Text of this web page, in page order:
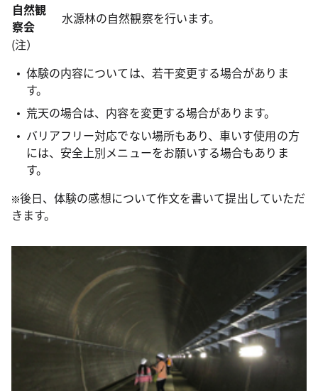
自然観
察会
水源林の自然観察を行います。
(注）
体験の内容については、若干変更する場合がありま
す。
荒天の場合は、内容を変更する場合があります。
バリアフリー対応でない場所もあり、車いす使用の方
には、安全上別メニューをお願いする場合もありま
す。
後日、体験の感想について作文を書いて提出していただ
きます。